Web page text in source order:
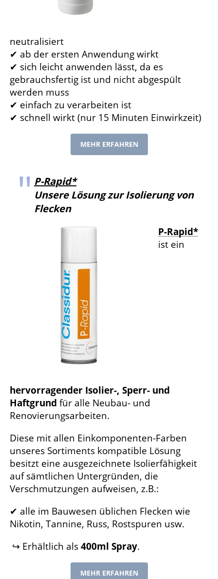
neutralisiert
✔ ab der ersten Anwendung wirkt
✔ sich leicht anwenden lässt, da es
gebrauchsfertig ist und nicht abgespült
werden muss
✔ einfach zu verarbeiten ist
✔ schnell wirkt (nur 15 Minuten Einwirkzeit)
MEHR ERFAHREN
P-Rapid*
Unsere Lösung zur Isolierung von
Flecken
P-Rapid*
ist ein
hervorragender Isolier-, Sperr- und
Haftgrund für alle Neubau- und
Renovierungsarbeiten.
Diese mit allen Einkomponenten-Farben
unseres Sortiments kompatible Lösung
besitzt eine ausgezeichnete Isolierfähigkeit
auf sämtlichen Untergründen, die
Verschmutzungen aufweisen, z.B.:
✔ alle im Bauwesen üblichen Flecken wie
Nikotin, Tannine, Russ, Rostspuren usw.
↪ Erhältlich als400ml Spray.
MEHR ERFAHREN